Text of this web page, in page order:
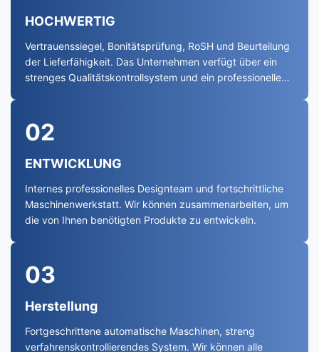
HOCHWERTIG
Vertrauenssiegel, Bonitätsprüfung, RoSH und Beurteilung
der Lieferfähigkeit. Das Unternehmen verfügt über ein
strenges Qualitätskontrollsystem und ein professionelles
02
ENTWICKLUNG
Internes professionelles Designteam und fortschrittliche
Maschinenwerkstatt. Wir können zusammenarbeiten, um
die von Ihnen benötigten Produkte zu entwickeln.
03
Herstellung
Fortgeschrittene automatische Maschinen, streng
verfahrenskontrollierendes System. Wir können alle